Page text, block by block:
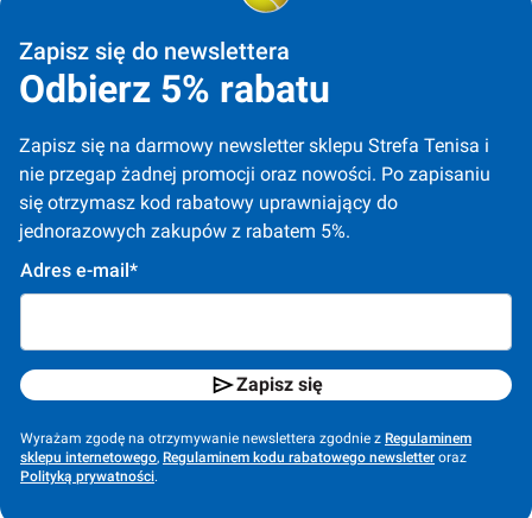
Zapisz się do newslettera
Odbierz 5% rabatu
Zapisz się na darmowy newsletter sklepu Strefa Tenisa i
nie przegap żadnej promocji oraz nowości. Po zapisaniu
się otrzymasz kod rabatowy uprawniający do
jednorazowych zakupów z rabatem 5%.
Adres e-mail*
Zapisz się
Wyrażam zgodę na otrzymywanie newslettera zgodnie z Regulaminem
sklepu internetowego, Regulaminem kodu rabatowego newsletter oraz
Polityką prywatności.